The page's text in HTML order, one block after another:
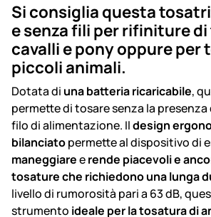
Si consiglia questa
e senza fili per rifiniture
cavalli e pony oppure per
piccoli animali.
Dotata di una batteria ricaricabile,
permette di tosare senza la
filo di alimentazione. Ildesign
bilanciatopermette al dispositivo di
maneggiareerende piacevoli e
tosature che richiedono una lunga
livello di rumorosità pari a 63 dB,
strumento ideale per la tosatura di